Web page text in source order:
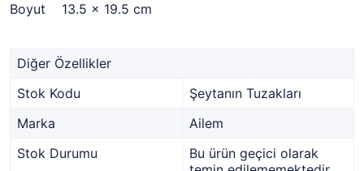
Boyut 13.5 x 19.5 cm
Diğer Özellikler
Stok Kodu
Şeytanın Tuzakları
Marka
Ailem
Stok Durumu
Bu ürün geçici olarak